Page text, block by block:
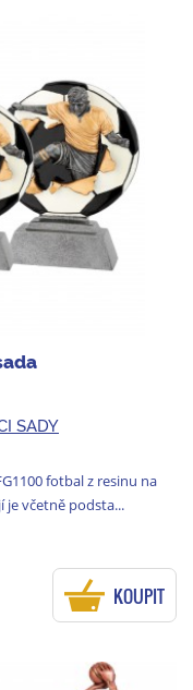
SADY
fotbal z resinu na
včetně podsta...
KOUPIT